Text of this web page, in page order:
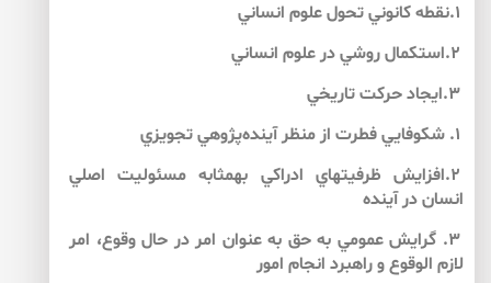
۱.نقطه كانوني تحول علوم انساني
۲.استكمال روشي در علوم انساني
۳.ايجاد حركت تاريخي
۱. شكوفايي فطرت از منظر آينده‌پژوهي تجويزي
۲.افزايش ظرفيت­هاي ادراكي به­مثابه مسئوليت اصلي
انسان در آينده
۳. گرايش عمومي به حق به عنوان امر در حال وقوع، امر
لازم الوقوع و راهبرد انجام امور